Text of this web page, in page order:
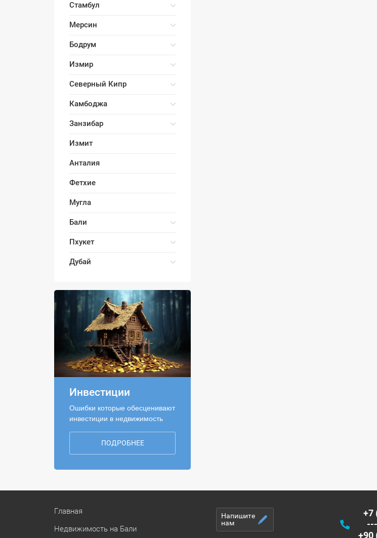
Стамбул
Мерсин
Бодрум
Измир
Северный Кипр
Камбоджа
Занзибар
Измит
Анталия
Фетхие
Мугла
Бали
Пхукет
Дубай
Инвестиции
Ошибки которые обесценивают
инвестиции в недвижимость
ПОДРОБНЕЕ
Главная
Недвижимость на Бали
Напишите
нам
+7
+90